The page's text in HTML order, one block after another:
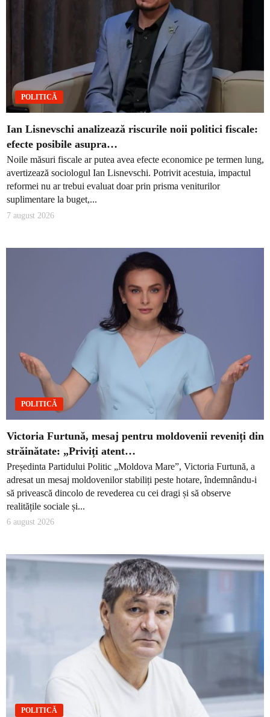
POLITICĂ
Ian Lisnevschi analizează riscurile noii politici fiscale:
efecte posibile asupra…
Noile măsuri fiscale ar putea avea efecte economice pe termen lung,
avertizează sociologul Ian Lisnevschi. Potrivit acestuia, impactul
reformei nu ar trebui evaluat doar prin prisma veniturilor
suplimentare la buget,...
7 august 2026
POLITICĂ
Victoria Furtună, mesaj pentru moldovenii reveniți din
străinătate: „Priviți atent…
Președinta Partidului Politic „Moldova Mare”, Victoria Furtună, a
adresat un mesaj moldovenilor stabiliți peste hotare, îndemnându-i
să privească dincolo de revederea cu cei dragi și să observe
realitățile sociale și...
6 august 2026
POLITICĂ